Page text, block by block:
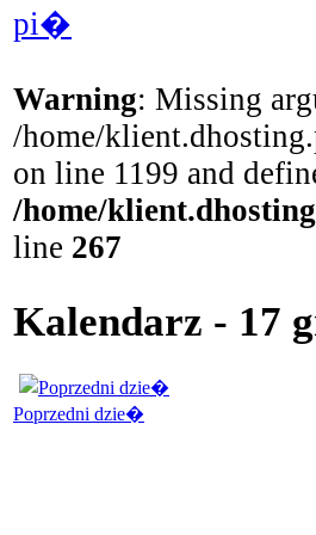
pi�
Warning: Missing
/home/
on line 1199 and
/home/
line 267
Kalendarz - 17
Poprzedni dzie�